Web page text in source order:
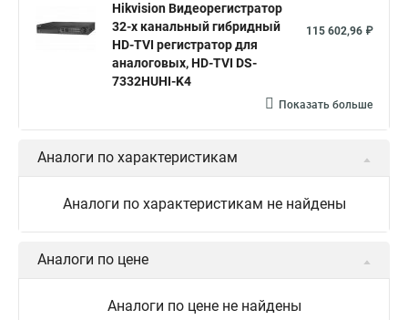
Hikvision ds 2cd1148 hikvision ds 2cd1148 i b
hikvision ds 2cd2042wd i Видеокамера hikvision
Видеокамеры hikvision ds
Камера Hikvision ds 2ce16d8t
Видеокамера hikvision hiwatch
Камера Hikvision ds 2cd2442fwd
Hikvision поворотная камера
Нikvision микрофон Hikvision поворотная
Hikvision порты
Hikvision Видеорегистратор
32-х канальный гибридный
HD-TVI регистратор для
аналоговых, HD-TVI DS-
7332HUHI-K4
115 602,96 ₽
Показать больше
Аналоги по характеристикам
Аналоги по характеристикам не найдены
Аналоги по цене
Аналоги по цене не найдены